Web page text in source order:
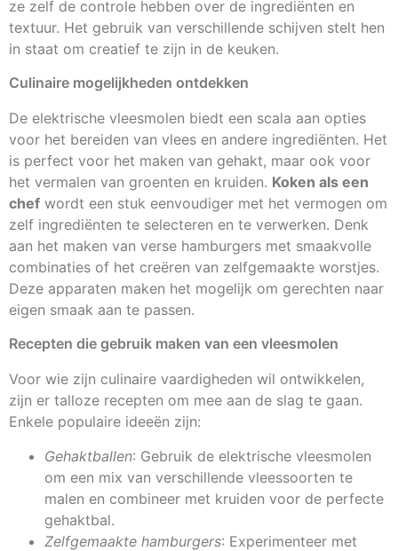
ze zelf de controle hebben over de ingrediënten en
textuur. Het gebruik van verschillende schijven stelt hen
in staat om creatief te zijn in de keuken.
Culinaire mogelijkheden ontdekken
De elektrische vleesmolen biedt een scala aan opties
voor het bereiden van vlees en andere ingrediënten. Het
is perfect voor het maken van gehakt, maar ook voor
het vermalen van groenten en kruiden. Koken als een
chef wordt een stuk eenvoudiger met het vermogen om
zelf ingrediënten te selecteren en te verwerken. Denk
aan het maken van verse hamburgers met smaakvolle
combinaties of het creëren van zelfgemaakte worstjes.
Deze apparaten maken het mogelijk om gerechten naar
eigen smaak aan te passen.
Recepten die gebruik maken van een vleesmolen
Voor wie zijn culinaire vaardigheden wil ontwikkelen,
zijn er talloze recepten om mee aan de slag te gaan.
Enkele populaire ideeën zijn:
Gehaktballen: Gebruik de elektrische vleesmolen
om een mix van verschillende vleessoorten te
malen en combineer met kruiden voor de perfecte
gehaktbal.
Zelfgemaakte hamburgers: Experimenteer met